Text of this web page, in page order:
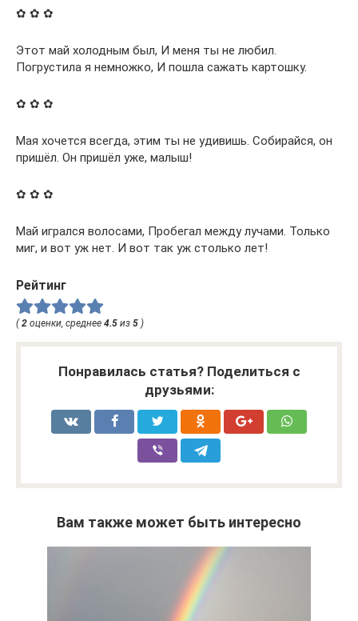
✿ ✿ ✿
Этот май холодным был, И меня ты не любил.
Погрустила я немножко, И пошла сажать картошку.
✿ ✿ ✿
Мая хочется всегда, этим ты не удивишь. Собирайся, он
пришёл. Он пришёл уже, малыш!
✿ ✿ ✿
Май игрался волосами, Пробегал между лучами. Только
миг, и вот уж нет. И вот так уж столько лет!
Рейтинг
(2 оценки, среднее 4.5 из 5 )
Понравилась статья? Поделиться с
друзьями:
Вам также может быть интересно